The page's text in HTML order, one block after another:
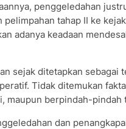
penggeledahan
tahap II ke
adanya keadaan
sejak ditetapkan sebagai
Tidak ditemukan
maupun berpindah-pindah
dan